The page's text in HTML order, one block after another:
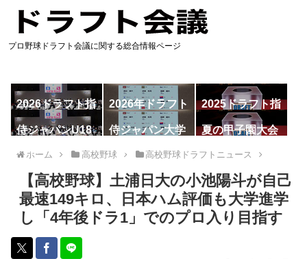
プロ野球ドラフト会議に関する総合情報ページ
2026ドラフト指
名予想
2026年ドラフト
候補
2025ドラフト指
名一覧
侍ジャパンU18
代表
侍ジャパン大学
代表
夏の甲子園大会
ホーム 高校野球 高校野球ドラフトニュース
【高校野球】土浦日大の小池陽斗が自己
最速149キロ、日本ハム評価も大学進学
し「4年後ドラ1」でのプロ入り目指す